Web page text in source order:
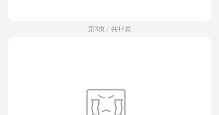
第3页 / 共16页